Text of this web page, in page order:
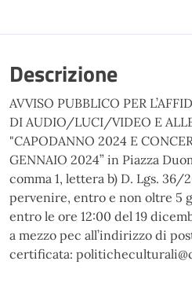
Descrizione
AVVISO PUBBLICO PER
DI AUDIO/LUCI/VIDEO E
"CAPODANNO 2024 E
GENNAIO 2024” in Piazza
comma 1, lettera b) D. Lgs. 36/
pervenire, entro e non oltre 5
entro le ore 12:00 del 19
a mezzo pec all’indirizzo di
certificata: